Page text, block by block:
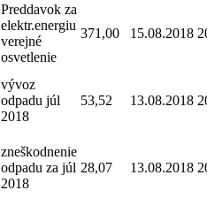
Preddavok za
elektr.energiu
verejné
osvetlenie
371,00 15.08.2018
vývoz
odpadu júl
2018
53,52 13.08.2018
zneškodnenie
odpadu za júl
2018
28,07 13.08.2018